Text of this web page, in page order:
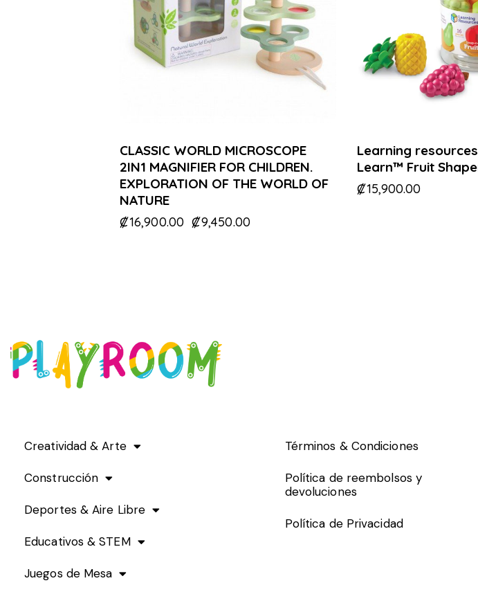
CLASSIC WORLD MICROSCOPE
2IN1 MAGNIFIER FOR CHILDREN.
EXPLORATION OF THE WORLD OF
NATURE
₡16,900.00 ₡9,450.00
Learning
Learn™ Fruit
₡15,900.00
Creatividad & Arte
Construcción
Deportes & Aire Libre
Educativos & STEM
Juegos de Mesa
Términos & Condiciones
Política de reembolsos y
devoluciones
Política de Privacidad